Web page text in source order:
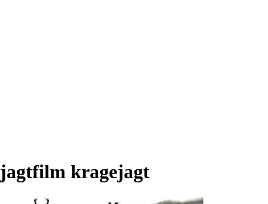
jagtfilm kragejagt